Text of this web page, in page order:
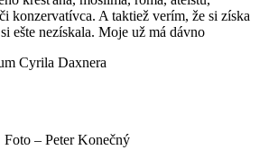
konzervatívca. A taktiež verím, že si získa
ešte nezískala. Moje už má dávno
Cyrila Daxnera
Foto – Peter Konečný